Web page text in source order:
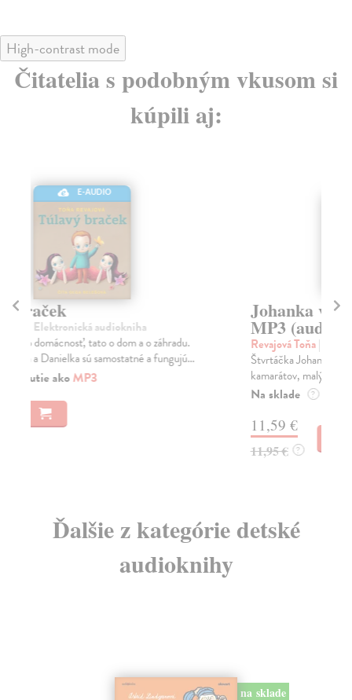
High-contrast mode
Čitatelia s podobným vkusom si
kúpili aj:
Johanka v zapadáčiku - CD
MP3 (audiokniha)
Revajová Toňa| Audiokniha na CD
Štvrtáčka Johanka to nemá ľahké. Prišla o všetkých
kamarátov, malý brat jej zničil najmilšiu knihu a...
11,59 €
Ďalšie z kategórie detské
audioknihy
na sklade